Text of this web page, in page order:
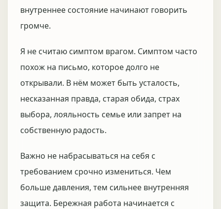
внутреннее состояние начинают говорить
громче.
Я не считаю симптом врагом. Симптом часто
похож на письмо, которое долго не
открывали. В нём может быть усталость,
несказанная правда, старая обида, страх
выбора, лояльность семье или запрет на
собственную радость.
Важно не набрасываться на себя с
требованием срочно измениться. Чем
больше давления, тем сильнее внутренняя
защита. Бережная работа начинается с